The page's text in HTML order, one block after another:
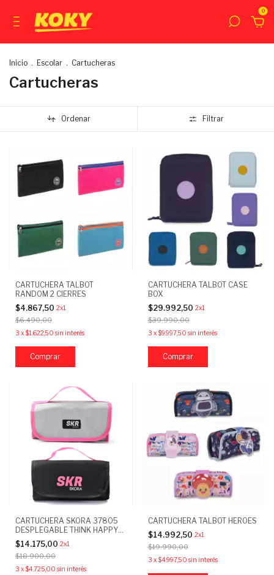
0
Inicio . Escolar . Cartucheras
Cartucheras
Ordenar Filtrar
CARTUCHERA TALBOT
RANDOM 2 CIERRES
$4.867,50 2x1
$6.490,00
3 x$1.622,50 sin interés
Comprar
CARTUCHERA TALBOT CASE
BOX
$29.992,50 2x1
$39.990,00
3 x$9.997,50 sin interés
Comprar
CARTUCHERA SKORA 37805
DESPLEGABLE THINK HAPPY
CROMAT
$14.175,00 2x1
$18.900,00
3 x$4.725,00 sin interés
CARTUCHERA TALBOT HEROES
$14.992,50 2x1
$19.990,00
3 x$4.997,50 sin interés